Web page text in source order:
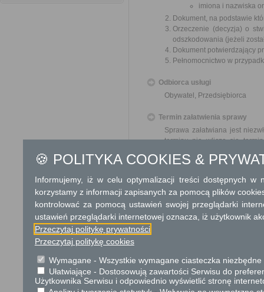
imiona i nazwiska
Dokument, na podstawie
Orzeczenie (decyzja) o
odszkodowania (jeżeli
Dokument potwierdzający
Pełnomocnictwo w
Odbiorca usługi
Obywatel, Przedsiębiorca
Termin załatwienia sprawy
Sprawa załatwiana jest
terminu nie wlicza się
od organu).
Informacja
Odszkodowanie za
wywłaszczenie
Właściwość starosty
Tryb ustalania wysokości
🍪 POLITYKA COOKIES &
Informujemy, iż w celu optymalizacji treści dostępnych w
korzystamy z informacji zapisanych za pomocą plików
kontrolować za pomocą ustawień swojej przeglądarki
ustawień przeglądarki internetowej oznacza, iż użytkownik
Przeczytaj politykę prywatności
Przeczytaj politykę cookies
Wymagane - Wszystkie wymagane ciasteczka
Ułatwiające - Dostosowują zawartości Serwisu do
Użytkownika Serwisu i odpowiednio wyświetlić stronę